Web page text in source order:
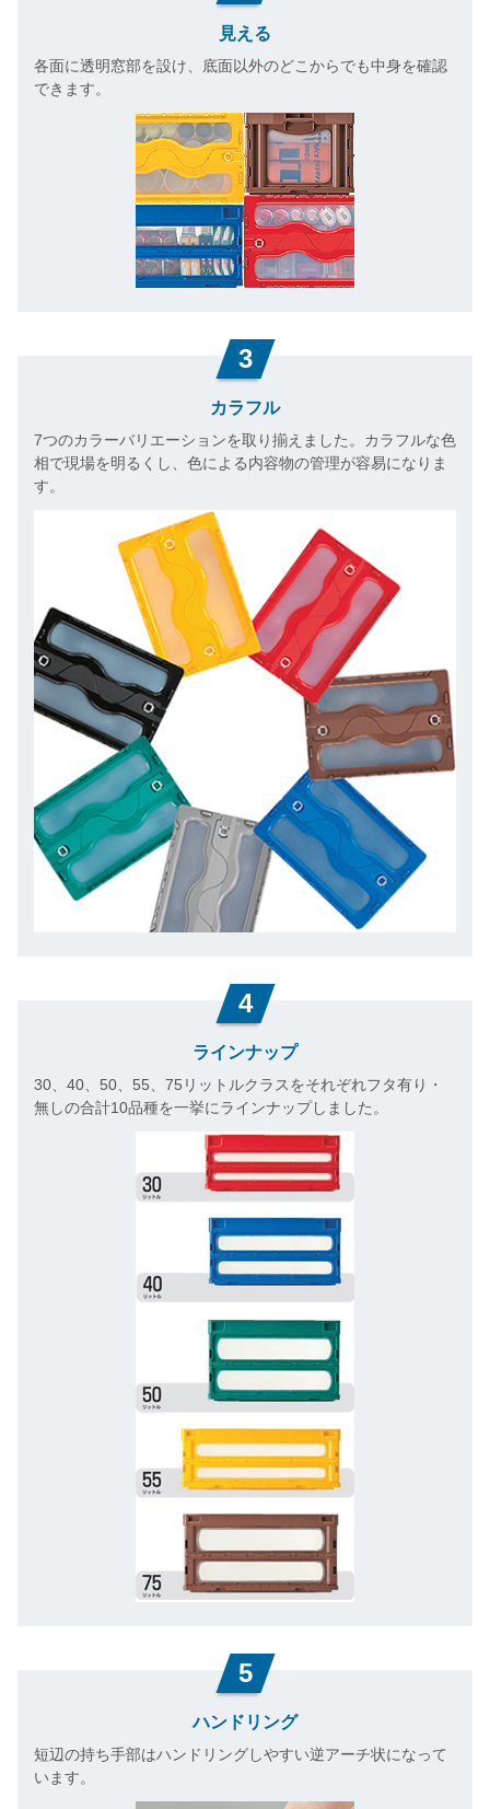
見える
各面に透明窓部を設け、底面以外のどこからでも中身を確認
できます。
3
カラフル
7つのカラーバリエーションを取り揃えました。カラフルな色
相で現場を明るくし、色による内容物の管理が容易になりま
す。
4
ラインナップ
30、40、50、55、75リットルクラスをそれぞれフタ有り・
無しの合計10品種を一挙にラインナップしました。
5
ハンドリング
短辺の持ち手部はハンドリングしやすい逆アーチ状になって
います。